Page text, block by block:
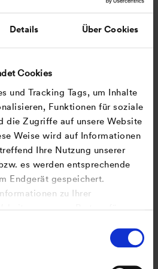
Details Über Cookies
Cookies
und Tracking Tags, um Inhalte
Funktionen für soziale
die Zugriffe auf unsere Website
Weise wird auf Informationen
Ihre Nutzung unserer
es werden entsprechende
Endgerät gespeichert.
zu Ihrer
möglicherweise mit
die Sie ihnen bereitgestellt
Nehmen wir gerne. Du
Kein Problem. Wir
Booster bei
ein inspirierendes
Arbeitsbedingungen
Arbeit optimal in Dein
und gleichzeitig von vielen
Wann und wo immer es
mobil und flexibel arbeiten